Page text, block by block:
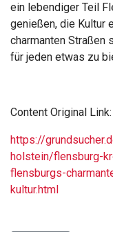
ein lebendiger Teil
genießen, die Kultur
charmanten Straßen
für jeden etwas zu
Content Original Link:
https://
holstein/flensburg-
flensburgs-
kultur.html